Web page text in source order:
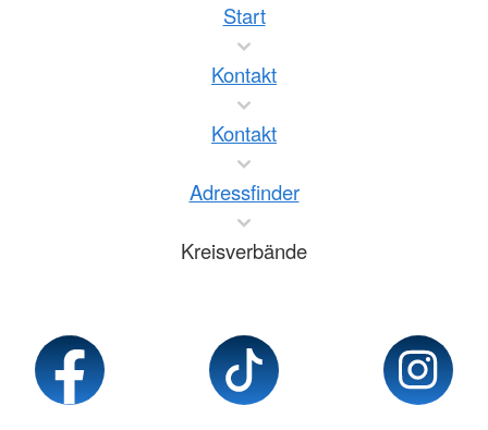
Start
Kontakt
Kontakt
Adressfinder
Kreisverbände